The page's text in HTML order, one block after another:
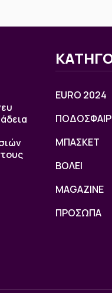
EURO 2024
ΜΠΑΣΚΕΤ
ΒOΛΕΙ
MAGAZINE
ΠΡΟΣΩΠΑ